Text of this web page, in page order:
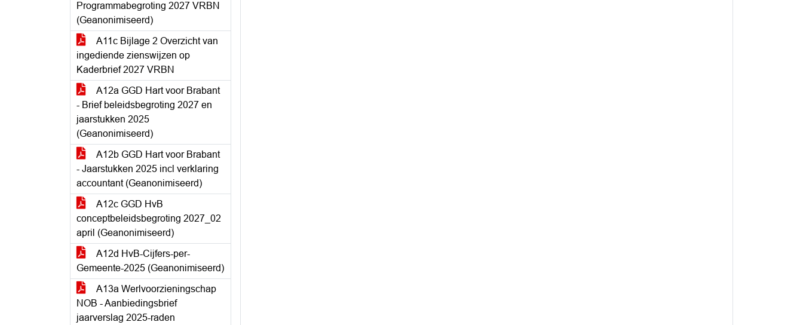
Programmabegroting 2027 VRBN
(Geanonimiseerd)
A11c Bijlage 2 Overzicht van
ingediende zienswijzen op
Kaderbrief 2027 VRBN
A12a GGD Hart voor Brabant
- Brief beleidsbegroting 2027 en
jaarstukken 2025
(Geanonimiseerd)
A12b GGD Hart voor Brabant
- Jaarstukken 2025 incl verklaring
accountant (Geanonimiseerd)
A12c GGD HvB
conceptbeleidsbegroting 2027_02
april (Geanonimiseerd)
A12d HvB-Cijfers-per-
Gemeente-2025 (Geanonimiseerd)
A13a Werlvoorzieningschap
NOB - Aanbiedingsbrief
jaarverslag 2025-raden